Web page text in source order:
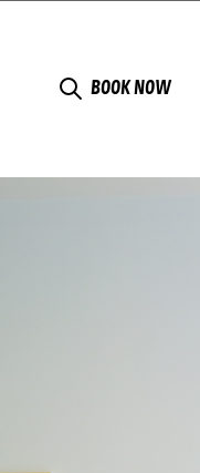
BOOK NOW